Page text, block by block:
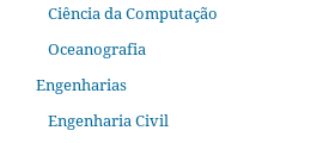
Ciência da Computação
Oceanografia
Engenharias
Engenharia Civil